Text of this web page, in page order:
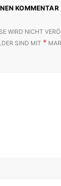
KOMMENTAR
WIRD NICHT
SIND MIT *